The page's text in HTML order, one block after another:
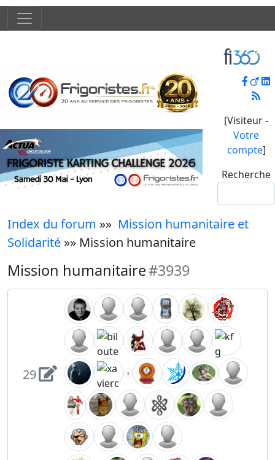
[Visiteur -
Votre
compte]
Recherche
Index du forum »» Mission humanitaire et
Solidarité »» Mission humanitaire
Mission humanitaire#3939
29